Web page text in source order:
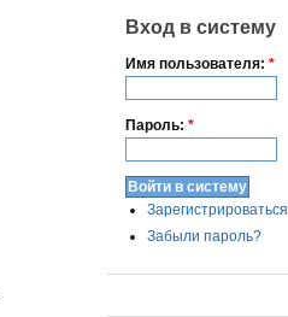
Вход в систему
Имя пользователя: *
Пароль: *
Зарегистрироваться
Забыли пароль?